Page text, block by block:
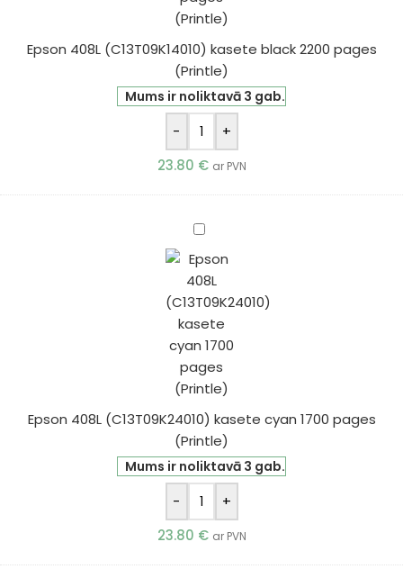
(Printle)
Epson 408L (C13T09K14010) kasete black 2200 pages
(Printle)
Mums ir noliktavā 3 gab.
-
+
23.80 € ar PVN
Epson
(C13T09K24010)
kasete
1700
(Printle)
Epson 408L (C13T09K24010) kasete cyan 1700 pages
(Printle)
Mums ir noliktavā 3 gab.
-
+
23.80 € ar PVN